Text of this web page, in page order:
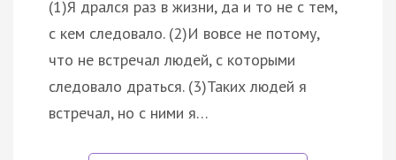
(1)Я дрался раз в жизни, да и то не с тем,
с кем следовало. (2)И вовсе не потому,
что не встречал людей, с которыми
следовало драться. (3)Таких людей я
встречал, но с ними я…